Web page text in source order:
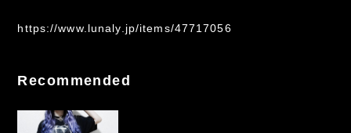
https://www.lunaly.jp/items/47717056
Recommended